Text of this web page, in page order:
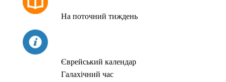
На поточний тиждень
Єврейський календар
Галахічний час